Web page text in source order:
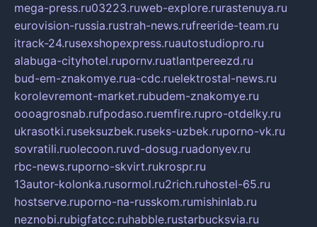
mega-press.ru03223.ruweb-explore.rurastenuya.ru
eurovision-russia.rustrah-news.rufreeride-team.ru
itrack-24.rusexshopexpress.ruautostudiopro.ru
alabuga-cityhotel.rupornv.ruatlantpereezd.ru
bud-em-znakomye.rua-cdc.ruelektrostal-news.ru
korolevremont-market.rubudem-znakomye.ru
oooagrosnab.rufpodaso.ruemfire.rupro-otdelky.ru
ukrasotki.ruseksuzbek.ruseks-uzbek.ruporno-vk.ru
sovratili.ruolecoon.ruvd-dosug.ruadonyev.ru
rbc-news.ruporno-skvirt.rukrospr.ru
13autor-kolonka.rusormol.ru2rich.ruhostel-65.ru
hostserve.ruporno-na-russkom.rumishinlab.ru
neznobi.rubigfatcc.ruhabble.rustarbucksvia.ru